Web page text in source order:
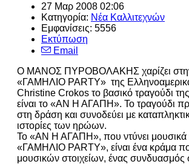
27 Μαρ 2008 02:06
Κατηγορία: Νέα Καλλιτεχνών
Εμφανίσεις: 5556
Εκτύπωση
Email
Ο ΜΑΝΟΣ ΠΥΡΟΒΟΛΑΚΗΣ χαρίζει
«ΓΑΜΗΛΙΟ PARTY» της
Christine Crokos το βασικό τραγούδι
είναι το «ΑΝ Η ΑΓΑΠΗ». Το τραγούδι
στη δράση και συνοδεύει με
ιστορίες των ηρώων.
Το «ΑΝ Η ΑΓΑΠΗ», που ντύνει μουσικά
«ΓΑΜΗΛΙΟ PARTY», είναι ένα κράμα
μουσικών στοιχείων, ένας συνδυασμός